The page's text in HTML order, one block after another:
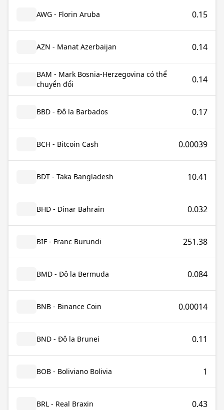
AWG - Florin Aruba 0.15
AZN - Manat Azerbaijan 0.14
BAM - Mark Bosnia-Herzegovina có thể
chuyển đổi
0.14
BBD - Đô la Barbados 0.17
BCH - Bitcoin Cash 0.00039
BDT - Taka Bangladesh 10.41
BHD - Dinar Bahrain 0.032
BIF - Franc Burundi 251.38
BMD - Đô la Bermuda 0.084
BNB - Binance Coin 0.00014
BND - Đô la Brunei 0.11
BOB - Boliviano Bolivia 1
BRL - Real Braxin 0.43